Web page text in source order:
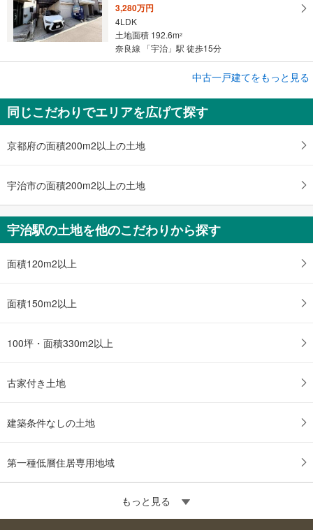
3,280万円
4LDK
土地面積 192.6m2
奈良線 「宇治」駅 徒歩15分
宇治市琵琶台1丁目
4,280万円
5LDK
土地面積 196.13m
中古一戸建てをもっと見る
同じこだわりでエリアを広げて探す
京都府の面積200m2以上の土地
宇治市の面積200m2以上の土地
宇治駅の土地を他のこだわりから探す
面積120m2以上
面積150m2以上
100坪・面積330m2以上
古家付き土地
建築条件なしの土地
第一種低層住居専用地域
もっと見る